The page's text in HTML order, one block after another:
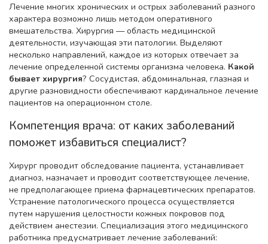
Лечение многих хронических и острых заболеваний разного
характера возможно лишь методом оперативного
вмешательства. Хирургия — область медицинской
деятельности, изучающая эти патологии. Выделяют
несколько направлений, каждое из которых отвечает за
лечение определенной системы организма человека. Какой
бывает хирургия? Сосудистая, абдоминальная, глазная и
другие разновидности обеспечивают кардинальное лечение
пациентов на операционном столе.
Компетенция врача: от каких заболеваний
поможет избавиться специалист?
Хирург проводит обследование пациента, устанавливает
диагноз, назначает и проводит соответствующее лечение,
не предполагающее приема фармацевтических препаратов.
Устранение патологического процесса осуществляется
путем нарушения целостности кожных покровов под
действием анестезии. Специализация этого медицинского
работника предусматривает лечение заболеваний: